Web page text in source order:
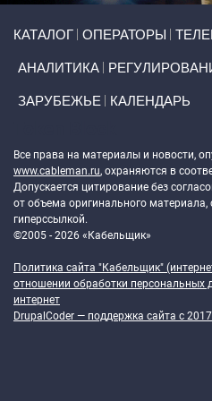
КАТАЛОГ ОПЕРАТОРЫ
АНАЛИТИКА
ЗАРУБЕЖЬЕ КАЛЕНДАРЬ
Все права на материалы и новости,
www.cableman.ru, охраняются в
Допускается цитирование без
от объема оригинального
гиперссылкой.
©2005 - 2026 «Кабельщик»
Политика сайта "Кабельщик"
отношении обработки персональных
интернет
DrupalCoder — поддержка сайта c